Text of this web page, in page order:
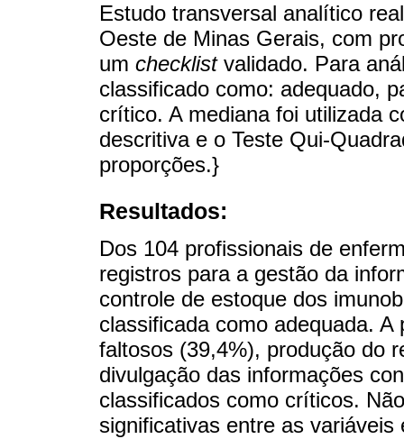
Estudo transversal analítico
Oeste de Minas Gerais, com
um checklistvalidado. Para
classificado como: adequado,
crítico. A mediana foi utilizada
descritiva e o Teste Qui-
proporções.}
Resultados:
Dos 104 profissionais de
registros para a gestão da
controle de estoque dos
classificada como adequada.
faltosos (39,4%), produção do
divulgação das informações
classificados como críticos.
significativas entre as variáveis